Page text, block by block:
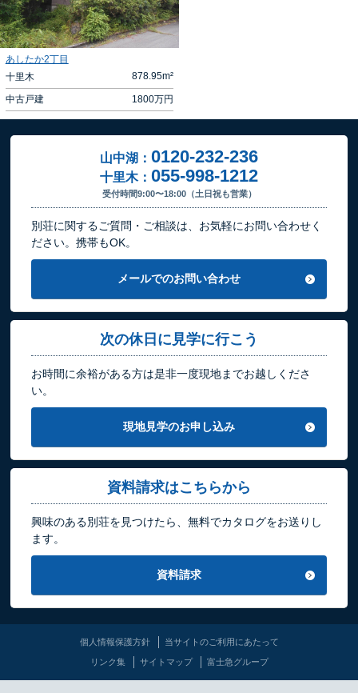
あしたか2丁目
十里木
878.95m²
中古戸建 1800万円
山中湖： 0120-232-236
十里木： 055-998-1212
受付時間9:00〜18:00（土日祝も営業）
別荘に関するご質問・ご相談は、お気軽にお問い合わせく
ださい。携帯もOK。
メールでのお問い合わせ
次の休日に見学に行こう
お時間に余裕がある方は是非一度現地までお越しくださ
い。
現地見学のお申し込み
資料請求はこちらから
興味のある別荘を見つけたら、無料でカタログをお送りし
ます。
資料請求
個人情報保護方針 当サイトのご利用にあたって
リンク集 サイトマップ 富士急グループ